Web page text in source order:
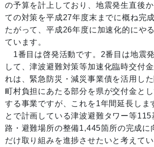
の予算を計上しており、地震発生直後
ての対策を平成27年度末までに概ね完
たがって、平成26年度に加速化的にや
ています。
1番目は啓発活動です。2番目は地震
して、津波避難対策等加速化臨時交付
れは、緊急防災・減災事業債を活用し
町村負担にあたる部分を県が交付金と
する事業ですが、これを1年間延長しま
とで計画している津波避難タワー等
路・避難場所の整備1,445箇所の完成に
だけ取り組みを進捗させたいと考えてい